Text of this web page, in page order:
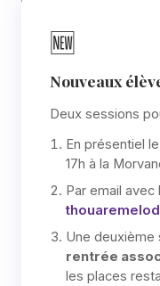
🆕
Nouveaux
Deux sessions
En présentiel le
17h à la
Par email
Une deuxième
rentrée
les places